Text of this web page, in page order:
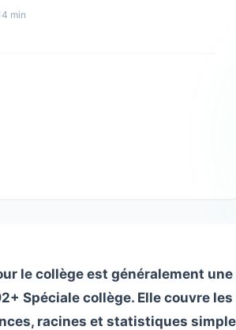
min
le collège est généralement
Spéciale collège. Elle couvre
racines et statistiques